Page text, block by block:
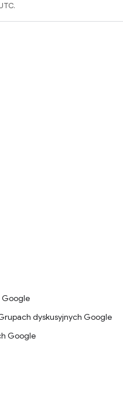
Google
dyskusyjnych Google
Google